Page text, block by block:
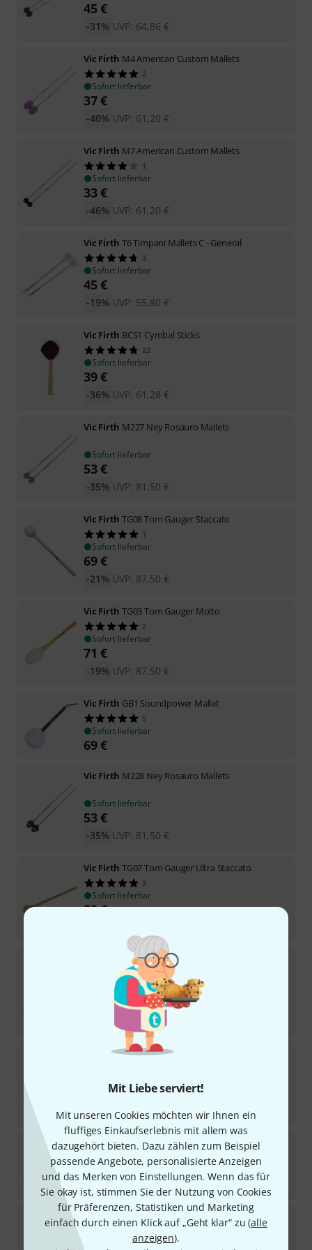
Mit Liebe serviert!
Mit unseren Cookies möchten wir Ihnen ein
fluffiges Einkaufserlebnis mit allem was
dazugehört bieten. Dazu zählen zum Beispiel
passende Angebote, personalisierte Anzeigen
und das Merken von Einstellungen. Wenn das für
Sie okay ist, stimmen Sie der Nutzung von Cookies
für Präferenzen, Statistiken und Marketing
einfach durch einen Klick auf „Geht klar“ zu (alle
anzeigen).
45€
UVP: 64,86 €
-31%
Vic Firth M4 American Custom Mallets
2
Sofort lieferbar
37€
UVP: 61,20 €
-40%
Vic Firth M7 American Custom Mallets
1
Sofort lieferbar
33€
UVP: 61,20 €
-46%
Vic Firth T6 Timpani Mallets C - General
3
Sofort lieferbar
45€
UVP: 55,80 €
-19%
Vic Firth BCS1 Cymbal Sticks
22
Sofort lieferbar
39€
UVP: 61,28 €
-36%
Vic Firth M227 Ney Rosauro Mallets
Sofort lieferbar
53€
UVP: 81,50 €
-35%
Vic Firth TG08 Tom Gauger Staccato
1
Sofort lieferbar
69€
UVP: 87,50 €
-21%
Vic Firth TG03 Tom Gauger Molto
2
Sofort lieferbar
71 €
UVP: 87,50 €
-19%
Vic Firth GB1 Soundpower Mallet
5
Sofort lieferbar
69€
Vic Firth M228 Ney Rosauro Mallets
Sofort lieferbar
53€
UVP: 81,50 €
-35%
Vic Firth TG07 Tom Gauger Ultra Staccato
3
Sofort lieferbar
59€
M124 Robert van Sice Mallets
Sofort lieferbar
81,50
Vic FirthM292 Anders Astrand Mallets
UVP:81,50 €
-19%
Vic FirthBD2 Soundpower Mallet
Sofort lieferbar
55 €
Vic Firth BD1 Soundpower Mallet
Sofort lieferbar